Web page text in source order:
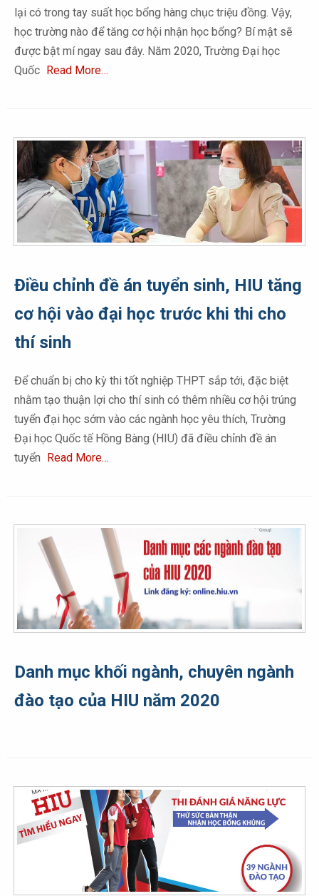
lại có trong tay suất học bổng hàng chục triệu đồng. Vậy,
học trường nào để tăng cơ hội nhận học bổng? Bí mật sẽ
được bật mí ngay sau đây. Năm 2020, Trường Đại học
Quốc Read More…
Điều chỉnh đề án tuyển sinh, HIU tăng
cơ hội vào đại học trước khi thi cho
thí sinh
Để chuẩn bị cho kỳ thi tốt nghiệp THPT sắp tới, đặc biệt
nhằm tạo thuận lợi cho thí sinh có thêm nhiều cơ hội trúng
tuyển đại học sớm vào các ngành học yêu thích, Trường
Đại học Quốc tế Hồng Bàng (HIU) đã điều chỉnh đề án
tuyển Read More…
Danh mục khối ngành, chuyên ngành
đào tạo của HIU năm 2020